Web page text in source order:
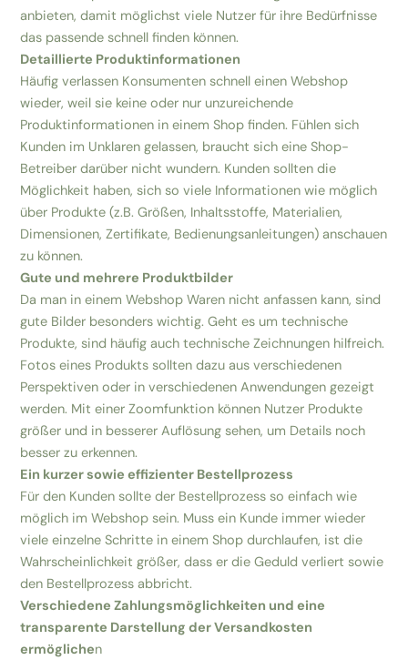
anbieten, damit möglichst viele Nutzer für ihre Bedürfnisse
das passende schnell finden können.
Detaillierte Produktinformationen
Häufig verlassen Konsumenten schnell einen Webshop
wieder, weil sie keine oder nur unzureichende
Produktinformationen in einem Shop finden. Fühlen sich
Kunden im Unklaren gelassen, braucht sich eine Shop-
Betreiber darüber nicht wundern. Kunden sollten die
Möglichkeit haben, sich so viele Informationen wie möglich
über Produkte (z.B. Größen, Inhaltsstoffe, Materialien,
Dimensionen, Zertifikate, Bedienungsanleitungen) anschauen
zu können.
Gute und mehrere Produktbilder
Da man in einem Webshop Waren nicht anfassen kann, sind
gute Bilder besonders wichtig. Geht es um technische
Produkte, sind häufig auch technische Zeichnungen hilfreich.
Fotos eines Produkts sollten dazu aus verschiedenen
Perspektiven oder in verschiedenen Anwendungen gezeigt
werden. Mit einer Zoomfunktion können Nutzer Produkte
größer und in besserer Auflösung sehen, um Details noch
besser zu erkennen.
Ein kurzer sowie effizienter Bestellprozess
Für den Kunden sollte der Bestellprozess so einfach wie
möglich im Webshop sein. Muss ein Kunde immer wieder
viele einzelne Schritte in einem Shop durchlaufen, ist die
Wahrscheinlichkeit größer, dass er die Geduld verliert sowie
den Bestellprozess abbricht.
Verschiedene Zahlungsmöglichkeiten und eine
transparente Darstellung der Versandkosten
ermöglichen